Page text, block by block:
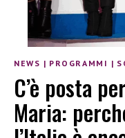
NEWS | PROGRAMMI |
C’è posta
Maria: